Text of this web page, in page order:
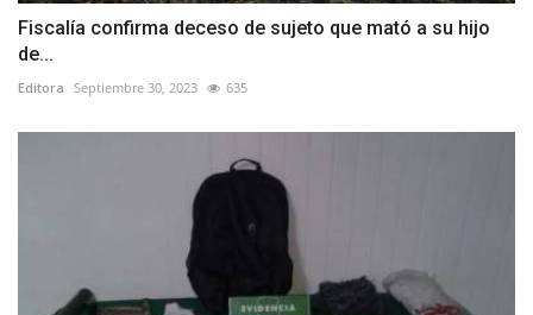
Fiscalía confirma deceso de sujeto que mató a su hijo
de...
Editora Septiembre 30, 2023 635